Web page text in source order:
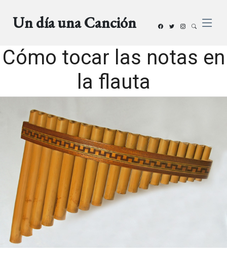
Un día una Canción
Cómo tocar las notas en
la flauta